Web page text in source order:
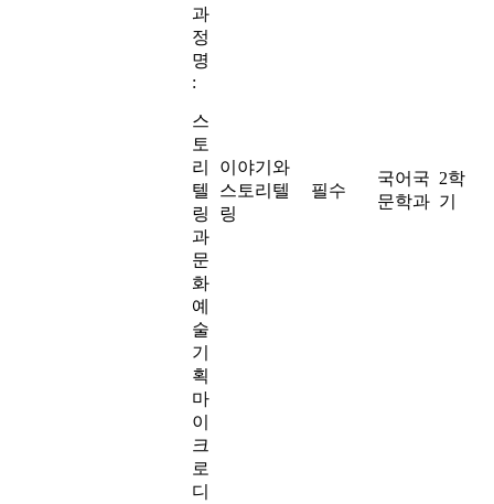
과
정
명
:
스
토
리
텔
링
과
문
화
예
술
기
획
마
이
크
로
디
이야기와
스토리텔
링
필수
국어국
문학과
2학
기